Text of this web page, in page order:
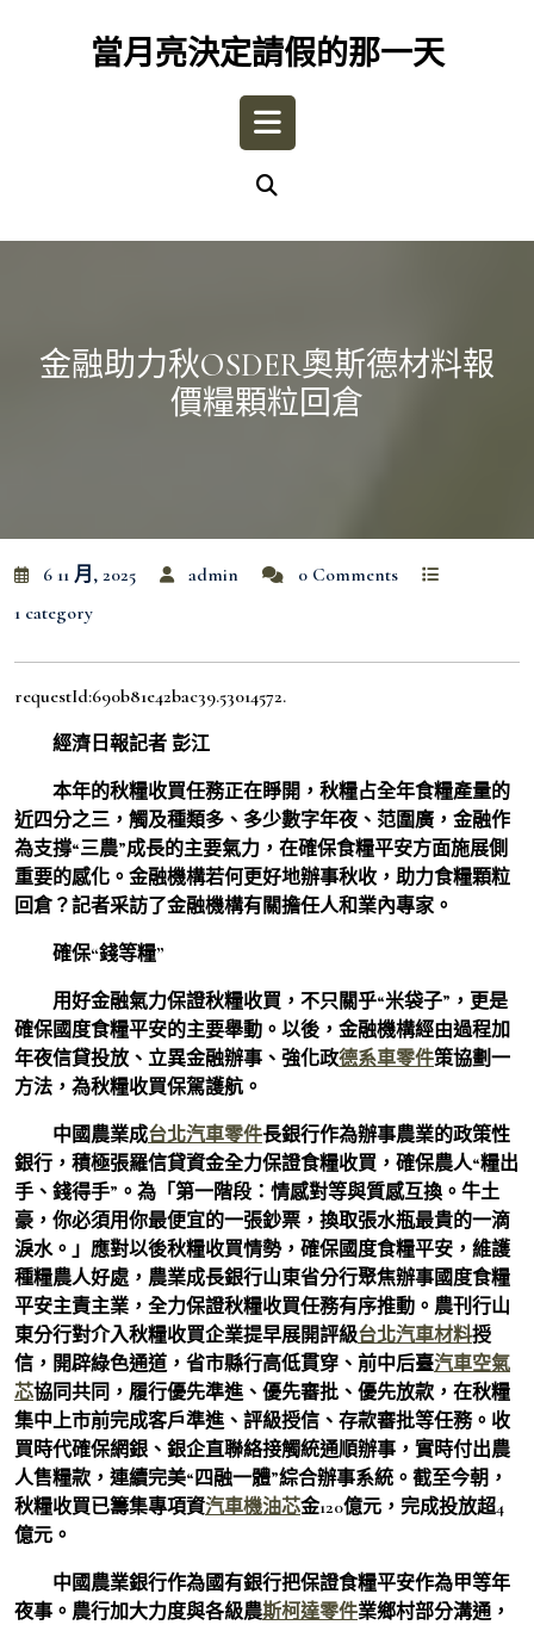
當月亮決定請假的那一天
Open
金融助力秋OSDER奧斯德材料報
價糧顆粒回倉
6 11 月, 2025 admin
0 Comments
1 category
requestId:690b81e42bac39.53014572.
經濟日報記者 彭江
本年的秋糧收買任務正在睜開，秋糧占全年食糧產量的
近四分之三，觸及種類多、多少數字年夜、范圍廣，金融作
為支撐“三農”成長的主要氣力，在確保食糧平安方面施展側
重要的感化。金融機構若何更好地辦事秋收，助力食糧顆粒
回倉？記者采訪了金融機構有關擔任人和業內專家。
確保“錢等糧”
用好金融氣力保證秋糧收買，不只關乎“米袋子”，更是
確保國度食糧平安的主要舉動。以後，金融機構經由過程加
年夜信貸投放、立異金融辦事、強化政德系車零件策協劃一
方法，為秋糧收買保駕護航。
中國農業成台北汽車零件長銀行作為辦事農業的政策性
銀行，積極張羅信貸資金全力保證食糧收買，確保農人“糧出
手、錢得手”。為「第一階段：情感對等與質感互換。牛土
豪，你必須用你最便宜的一張鈔票，換取張水瓶最貴的一滴
淚水。」應對以後秋糧收買情勢，確保國度食糧平安，維護
種糧農人好處，農業成長銀行山東省分行聚焦辦事國度食糧
平安主責主業，全力保證秋糧收買任務有序推動。農刊行山
東分行對介入秋糧收買企業提早展開評級台北汽車材料授
信，開辟綠色通道，省市縣行高低貫穿、前中后臺汽車空氣
芯協同共同，履行優先準進、優先審批、優先放款，在秋糧
集中上市前完成客戶準進、評級授信、存款審批等任務。收
買時代確保網銀、銀企直聯絡接觸統通順辦事，實時付出農
人售糧款，連續完美“四融一體”綜合辦事系統。截至今朝，
秋糧收買已籌集專項資汽車機油芯金120億元，完成投放超4
億元。
中國農業銀行作為國有銀行把保證食糧平安作為甲等年
夜事。農行加大力度與各級農斯柯達零件業鄉村部分溝通，